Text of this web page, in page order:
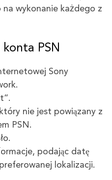
wykonanie każdego z
konta PSN
Sony
nie jest powiązany z
PSN.
podając datę
lokalizacji.